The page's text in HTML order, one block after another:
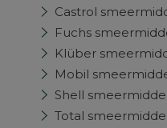
Castrol
Fuchs
Klüber
Mobil
Shell
Total